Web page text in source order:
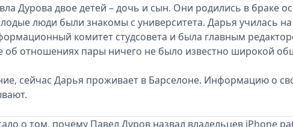
Дурова двое детей – дочь и сын. Они родились в браке
люди были знакомы с университета. Дарья училась на
комитет студсовета и была главным
об отношениях пары ничего не было известно широкой
сейчас Дарья проживает в Барселоне. Информацию о
о том, почему Павел Дуров назвал владельцев iPhone